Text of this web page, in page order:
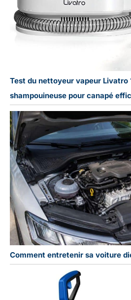
Test du nettoyeur vapeur Livatro
shampouineuse pour canapé
Comment entretenir sa voiture